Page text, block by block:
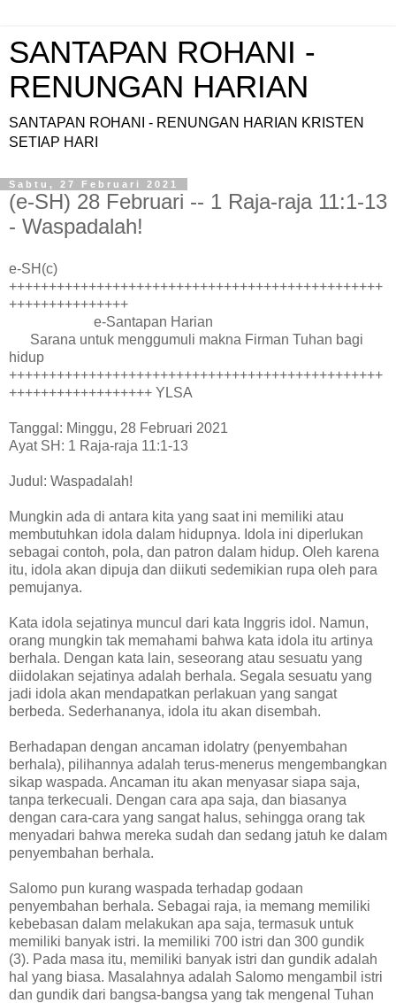
SANTAPAN ROHANI -
RENUNGAN HARIAN
SANTAPAN ROHANI - RENUNGAN HARIAN KRISTEN
SETIAP HARI
Sabtu, 27 Februari 2021
(e-SH) 28 Februari -- 1 Raja-raja 11:1-13
- Waspadalah!
e-SH(c)
+++++++++++++++++++++++++++++++++++++++++++++++
+++++++++++++++
e-Santapan Harian
Sarana untuk menggumuli makna Firman Tuhan bagi
hidup
+++++++++++++++++++++++++++++++++++++++++++++++
++++++++++++++++++ YLSA
Tanggal: Minggu, 28 Februari 2021
Ayat SH: 1 Raja-raja 11:1-13
Judul: Waspadalah!
Mungkin ada di antara kita yang saat ini memiliki atau
membutuhkan idola dalam hidupnya. Idola ini diperlukan
sebagai contoh, pola, dan patron dalam hidup. Oleh karena
itu, idola akan dipuja dan diikuti sedemikian rupa oleh para
pemujanya.
Kata idola sejatinya muncul dari kata Inggris idol. Namun,
orang mungkin tak memahami bahwa kata idola itu artinya
berhala. Dengan kata lain, seseorang atau sesuatu yang
diidolakan sejatinya adalah berhala. Segala sesuatu yang
jadi idola akan mendapatkan perlakuan yang sangat
berbeda. Sederhananya, idola itu akan disembah.
Berhadapan dengan ancaman idolatry (penyembahan
berhala), pilihannya adalah terus-menerus mengembangkan
sikap waspada. Ancaman itu akan menyasar siapa saja,
tanpa terkecuali. Dengan cara apa saja, dan biasanya
dengan cara-cara yang sangat halus, sehingga orang tak
menyadari bahwa mereka sudah dan sedang jatuh ke dalam
penyembahan berhala.
Salomo pun kurang waspada terhadap godaan
penyembahan berhala. Sebagai raja, ia memang memiliki
kebebasan dalam melakukan apa saja, termasuk untuk
memiliki banyak istri. Ia memiliki 700 istri dan 300 gundik
(3). Pada masa itu, memiliki banyak istri dan gundik adalah
hal yang biasa. Masalahnya adalah Salomo mengambil istri
dan gundik dari bangsa-bangsa yang tak mengenal Tuhan